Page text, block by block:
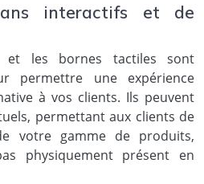
interactifs et de
et les bornes tactiles sont
permettre une expérience
à vos clients. Ils peuvent
permettant aux clients de
votre gamme de produits,
physiquement présent en